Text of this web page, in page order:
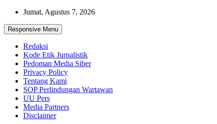
Skip
content
Jumat, Agustus 7, 2026
Responsive Menu
Redaksi
Kode Etik Jurnalistik
Pedoman Media Siber
Privacy Policy
Tentang Kami
SOP Perlindungan Wartawan
UU Pers
Media Partners
Disclaimer